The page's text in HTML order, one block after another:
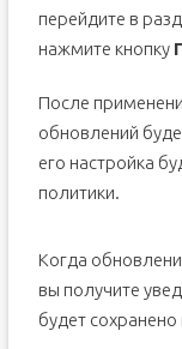
перейдите в
нажмите кнопку
После
обновлений
его настройка
политики.
Когда
вы получите
будет